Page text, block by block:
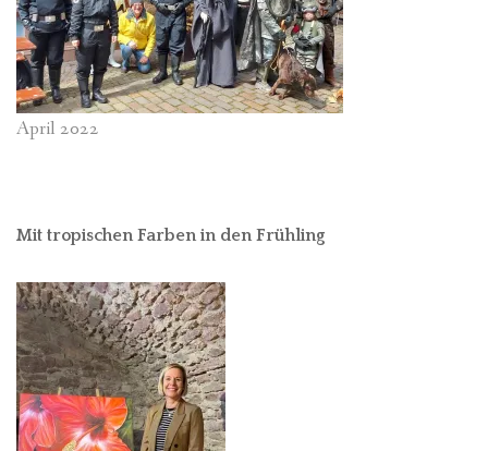
April 2022
Mit tropischen Farben in den Frühling